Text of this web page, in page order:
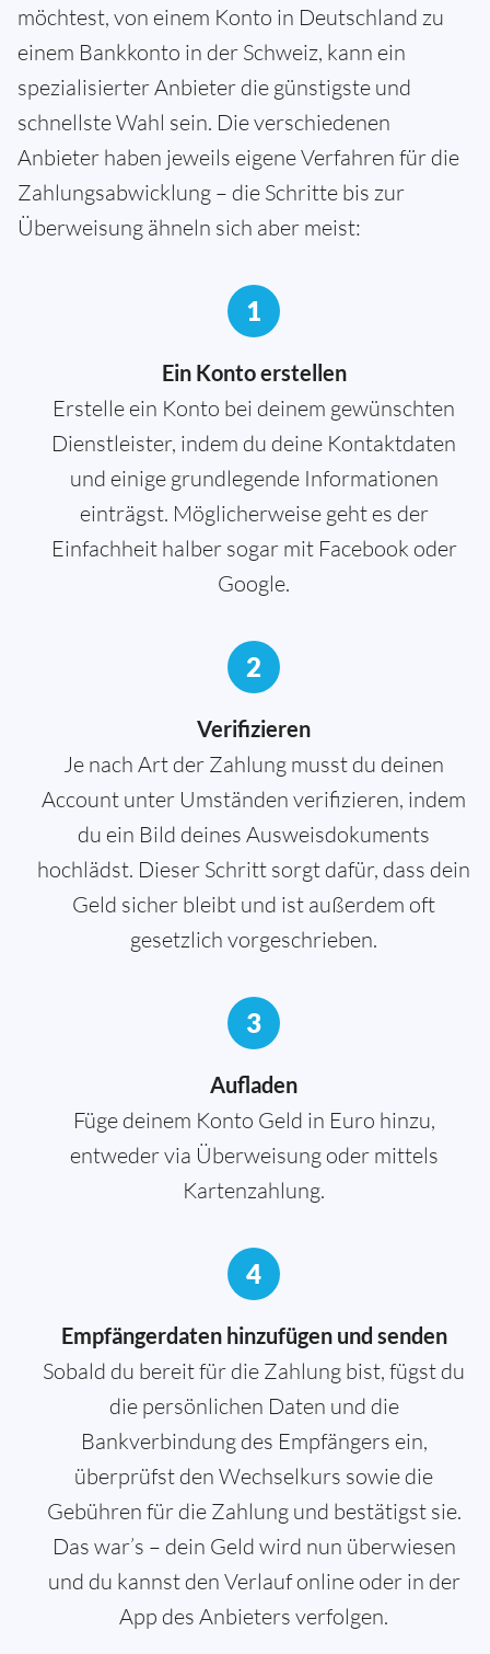
möchtest, von einem Konto in Deutschland zu
einem Bankkonto in der Schweiz, kann ein
spezialisierter Anbieter die günstigste und
schnellste Wahl sein. Die verschiedenen
Anbieter haben jeweils eigene Verfahren für die
Zahlungsabwicklung – die Schritte bis zur
Überweisung ähneln sich aber meist:
1
Ein Konto erstellen
Erstelle ein Konto bei deinem gewünschten
Dienstleister, indem du deine Kontaktdaten
und einige grundlegende Informationen
einträgst. Möglicherweise geht es der
Einfachheit halber sogar mit Facebook oder
Google.
2
Verifizieren
Je nach Art der Zahlung musst du deinen
Account unter Umständen verifizieren, indem
du ein Bild deines Ausweisdokuments
hochlädst. Dieser Schritt sorgt dafür, dass dein
Geld sicher bleibt und ist außerdem oft
gesetzlich vorgeschrieben.
3
Aufladen
Füge deinem Konto Geld in Euro hinzu,
entweder via Überweisung oder mittels
Kartenzahlung.
4
Empfängerdaten hinzufügen und senden
Sobald du bereit für die Zahlung bist, fügst du
die persönlichen Daten und die
Bankverbindung des Empfängers ein,
überprüfst den Wechselkurs sowie die
Gebühren für die Zahlung und bestätigst sie.
Das war’s – dein Geld wird nun überwiesen
und du kannst den Verlauf online oder in der
App des Anbieters verfolgen.